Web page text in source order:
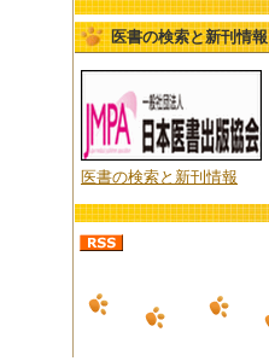
医書の検索と新刊情報
医書の検索と新刊情報